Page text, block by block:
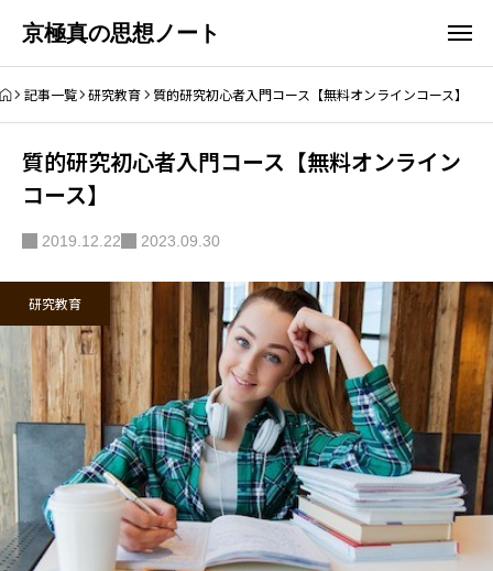
京極真の思想ノート
記事一覧 研究教育 質的研究初心者入門コース【無料オンラインコース】
質的研究初心者入門コース【無料オンライン
コース】
2019.12.22 2023.09.30
研究教育